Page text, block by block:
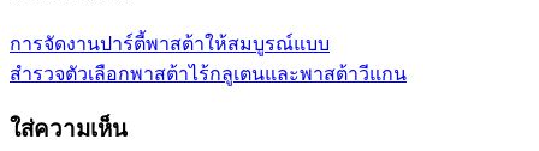
การจัดงานปาร์ตี้พาสต้าให้สมบูรณ์แบบ
สำรวจตัวเลือกพาสต้าไร้กลูเตนและพาสต้าวีแกน
ใส่ความเห็น